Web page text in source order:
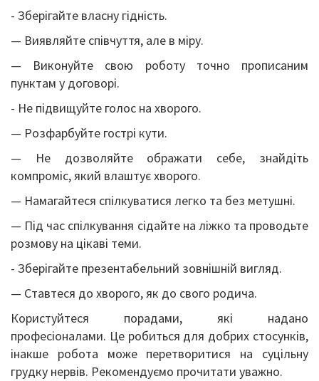
- Зберігайте власну гідність.
— Виявляйте співчуття, але в міру.
— Виконуйте свою роботу точно прописаним
пунктам у договорі.
- Не підвищуйте голос на хворого.
— Розфарбуйте гострі кути.
— Не дозволяйте ображати себе, знайдіть
компроміс, який влаштує хворого.
— Намагайтеся спілкуватися легко та без метушні.
— Під час спілкування сідайте на ліжко та проводьте
розмову на цікаві теми.
- Зберігайте презентабельний зовнішній вигляд.
— Ставтеся до хворого, як до свого родича.
Користуйтеся порадами, які надано
професіоналами. Це робиться для добрих стосунків,
інакше робота може перетворитися на суцільну
грудку нервів. Рекомендуємо прочитати уважно.